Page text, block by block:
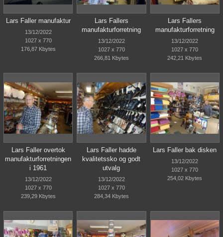
Lars Faller manufaktur
13/12/2022
1027 x 770
176,87 Kbytes
Lars Fallers
manufakturforretning
13/12/2022
1027 x 770
266,81 Kbytes
Lars Fallers
manufakturforretning
13/12/2022
1027 x 770
242,21 Kbytes
Lars Faller overtok
manufakturforretningen
i 1961
13/12/2022
1027 x 770
239,29 Kbytes
Lars Faller hadde
kvalitetssko og godt
utvalg
13/12/2022
1027 x 770
284,34 Kbytes
Lars Faller bak disken
13/12/2022
1027 x 770
254,02 Kbytes